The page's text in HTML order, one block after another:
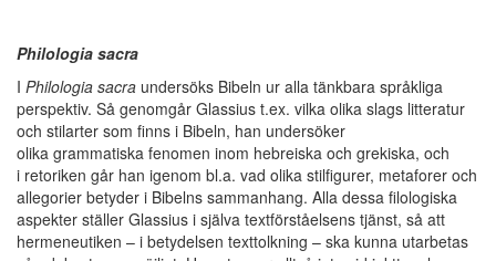
Philologia sacra
I Philologia sacra undersöks Bibeln ur alla tänkbara språkliga
perspektiv. Så genomgår Glassius t.ex. vilka olika slags litteratur
och stilarter som finns i Bibeln, han undersöker
olika grammatiska fenomen inom hebreiska och grekiska, och
i retoriken går han igenom bl.a. vad olika stilfigurer, metaforer och
allegorier betyder i Bibelns sammanhang. Alla dessa filologiska
aspekter ställer Glassius i själva textförståelsens tjänst, så att
hermeneutiken – i betydelsen texttolkning – ska kunna utarbetas